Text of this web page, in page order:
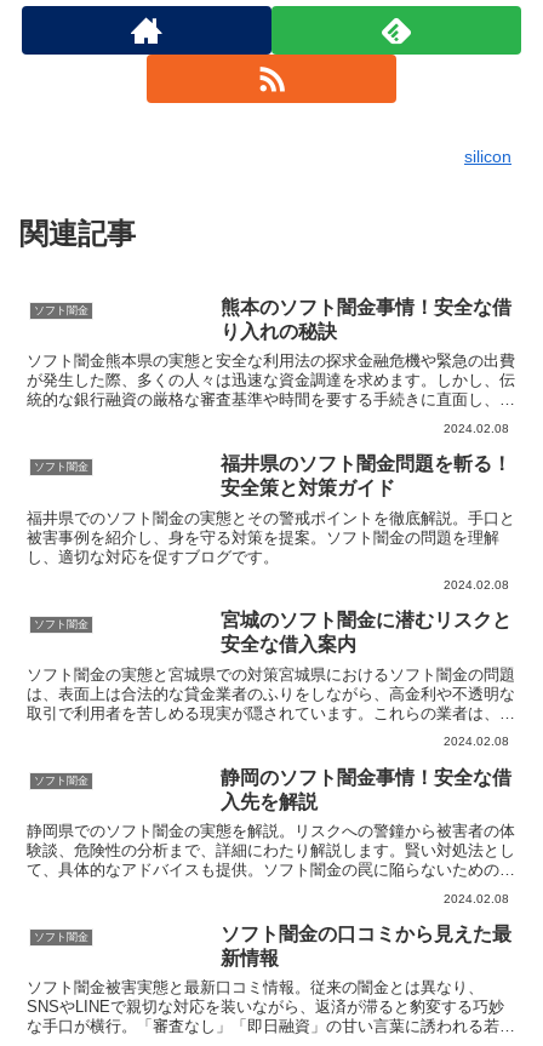
silicon
関連記事
ソフト闇金
熊本のソフト闇金事情！安全な借
り入れの秘訣
ソフト闇金熊本県の実態と安全な利用法の探求金融危機や緊急の出費
が発生した際、多くの人々は迅速な資金調達を求めます。しかし、伝
統的な銀行融資の厳格な審査基準や時間を要する手続きに直面し、代
2024.02.08
ソフト闇金
福井県のソフト闇金問題を斬る！
安全策と対策ガイド
福井県でのソフト闇金の実態とその警戒ポイントを徹底解説。手口と
被害事例を紹介し、身を守る対策を提案。ソフト闇金の問題を理解
し、適切な対応を促すブログです。
2024.02.08
ソフト闇金
宮城のソフト闇金に潜むリスクと
安全な借入案内
ソフト闇金の実態と宮城県での対策宮城県におけるソフト闇金の問題
は、表面上は合法的な貸金業者のふりをしながら、高金利や不透明な
取引で利用者を苦しめる現実が隠されています。これらの業者は、急
2024.02.08
ソフト闇金
静岡のソフト闇金事情！安全な借
入先を解説
静岡県でのソフト闇金の実態を解説。リスクへの警鐘から被害者の体
験談、危険性の分析まで、詳細にわたり解説します。賢い対処法とし
て、具体的なアドバイスも提供。ソフト闇金の罠に陥らないための情
2024.02.08
ソフト闇金
ソフト闇金の口コミから見えた最
新情報
ソフト闇金被害実態と最新口コミ情報。従来の闇金とは異なり、
SNSやLINEで親切な対応を装いながら、返済が滞ると豹変する巧妙
な手口が横行。「審査なし」「即日融資」の甘い言葉に誘われる若年